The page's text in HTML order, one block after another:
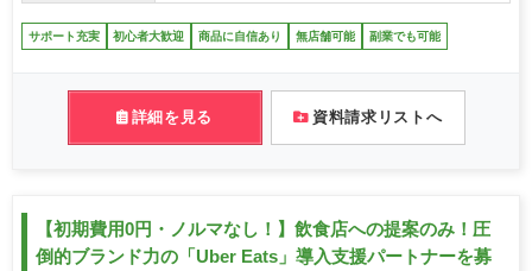
サポート充実 初心者大歓迎 商品に自信あり 無店舗可能 副業でも可能
詳細を見る 資料請求リストへ
【初期費用0円・ノルマなし！】飲食店への提案のみ！圧
倒的ブランド力の「Uber Eats」導入支援パートナーを募